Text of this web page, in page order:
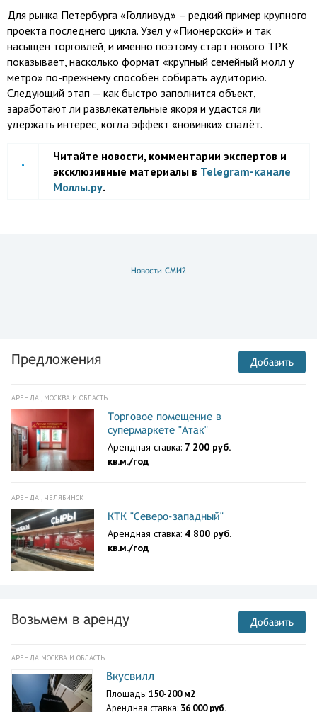
Для рынка Петербурга «Голливуд» – редкий пример крупного
проекта последнего цикла. Узел у «Пионерской» и так
насыщен торговлей, и именно поэтому старт нового ТРК
показывает, насколько формат «крупный семейный молл у
метро» по-прежнему способен собирать аудиторию.
Следующий этап — как быстро заполнится объект,
заработают ли развлекательные якоря и удастся ли
удержать интерес, когда эффект «новинки» спадёт.
Читайте новости, комментарии экспертов и
эксклюзивные материалы в Telegram-канале
Моллы.ру.
Новости СМИ2
Предложения Добавить
АРЕНДА , МОСКВА И ОБЛАСТЬ
Торговое помещение в
супермаркете "Атак"
Арендная ставка: 7 200 руб.
кв.м./год
АРЕНДА , ЧЕЛЯБИНСК
КТК "Северо-западный"
Арендная ставка: 4 800 руб.
кв.м./год
Возьмем в аренду Добавить
АРЕНДА МОСКВА И ОБЛАСТЬ
Вкусвилл
Площадь:150-200 м2
Арендная ставка: 36 000 руб.